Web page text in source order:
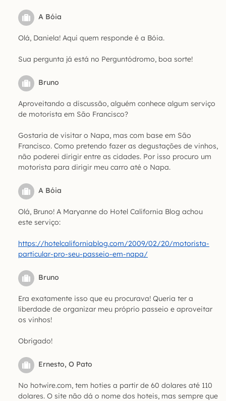
A Bóia
Olá, Daniela! Aqui quem responde é a Bóia.
Sua pergunta já está no Perguntódromo, boa sorte!
Bruno
Aproveitando a discussão, alguém conhece algum serviço
de motorista em São Francisco?
Gostaria de visitar o Napa, mas com base em São
Francisco. Como pretendo fazer as degustações de vinhos,
não poderei dirigir entre as cidades. Por isso procuro um
motorista para dirigir meu carro até o Napa.
A Bóia
Olá, Bruno! A Maryanne do Hotel California Blog achou
este serviço:
https://hotelcaliforniablog.com/2009/02/20/motorista-
particular-pro-seu-passeio-em-napa/
Bruno
Era exatamente isso que eu procurava! Queria ter a
liberdade de organizar meu próprio passeio e aproveitar
os vinhos!
Obrigado!
Ernesto, O Pato
No hotwire.com, tem hoties a partir de 60 dolares até 110
dolares. O site não dá o nome dos hoteis, mas sempre que